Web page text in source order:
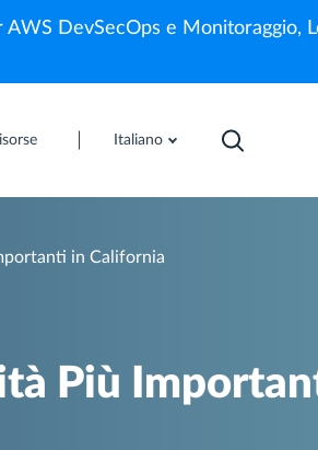
AWS DevSecOps e Monitoraggio,
Italiano
in California
Più